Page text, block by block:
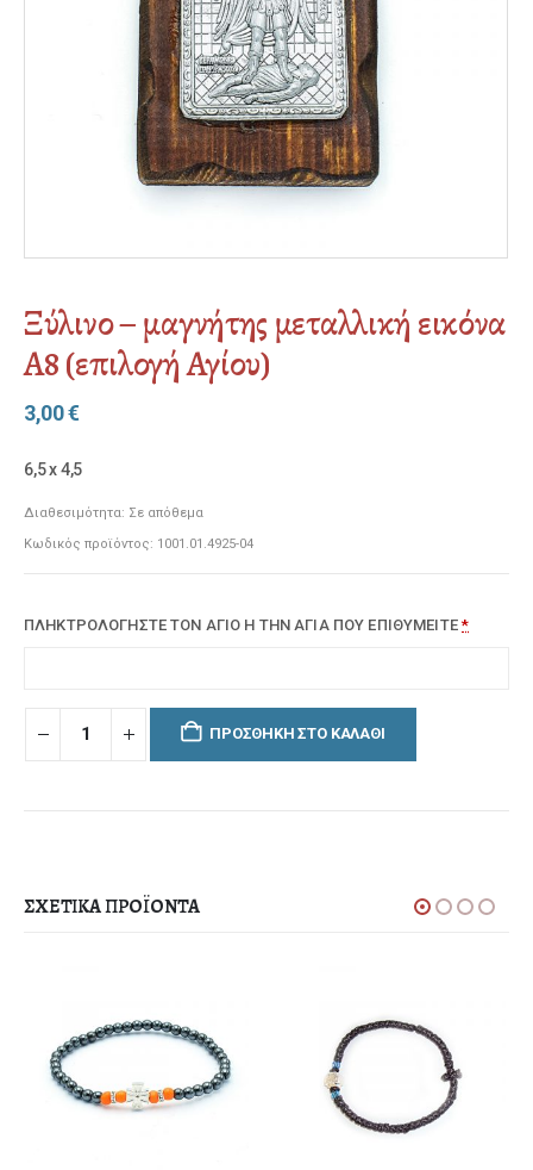
Ξύλινο – μαγνήτης μεταλλική εικόνα
Α8 (επιλογή Αγίου)
3,00€
6,5 x 4,5
Διαθεσιμότητα: Σε απόθεμα
Κωδικός προϊόντος: 1001.01.4925-04
ΠΛΗΚΤΡΟΛΟΓΗΣΤΕ ΤΟΝ ΑΓΙΟ Η ΤΗΝ ΑΓΙΑ ΠΟΥ ΕΠΙΘΥΜΕΙΤΕ*
ΠΡΟΣΘΉΚΗ ΣΤΟ ΚΑΛΆΘΙ
ΣΧΕΤΙΚΆ ΠΡΟΪΌΝΤΑ